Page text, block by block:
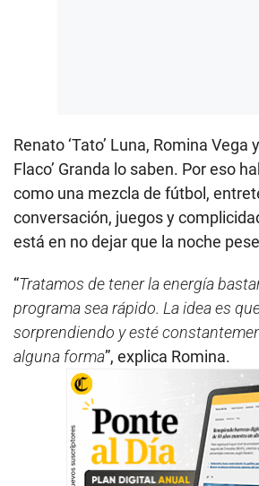
Renato ‘Tato’ Luna, Romina Vega
Flaco’ Granda lo saben. Por eso
como una mezcla de fútbol,
conversación, juegos y
está en no dejar que la noche
“Tratamos de tener la energía
programa sea rápido. La idea es
sorprendiendo y esté
alguna forma”, explica Romina.